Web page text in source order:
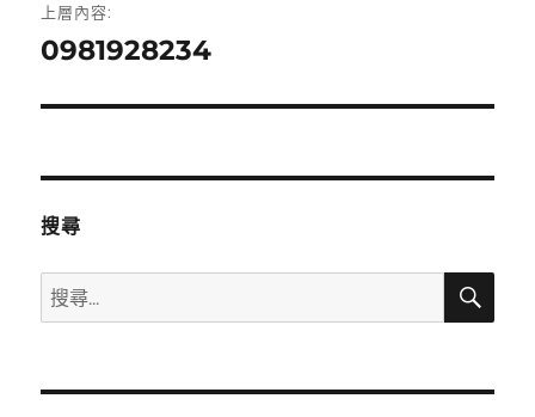
章
上層內容:
0981928234
搜尋
搜
尋
鍵
搜